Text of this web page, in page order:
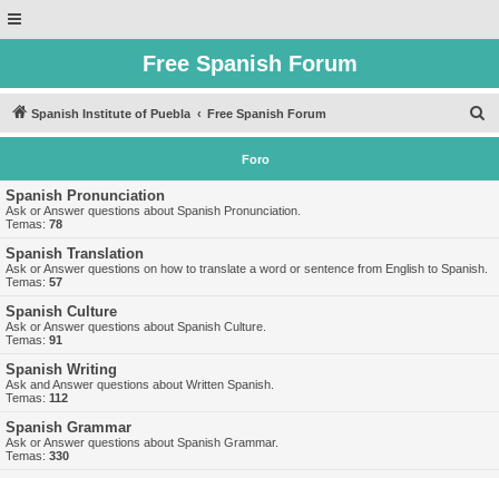
Free Spanish Forum
Spanish Institute of Puebla Free Spanish Forum
u
Foro
Spanish Pronunciation
Ask or Answer questions about Spanish Pronunciation.
Temas: 78
Spanish Translation
Ask or Answer questions on how to translate a word or sentence from English to Spanish.
Temas: 57
Spanish Culture
Ask or Answer questions about Spanish Culture.
Temas: 91
Spanish Writing
Ask and Answer questions about Written Spanish.
Temas: 112
Spanish Grammar
Ask or Answer questions about Spanish Grammar.
Temas: 330